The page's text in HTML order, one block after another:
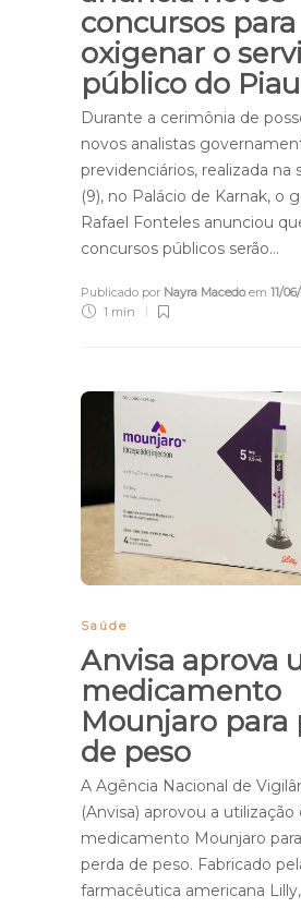
concursos para
oxigenar o
público do
Durante a cerimônia de
novos analistas
previdenciários, realizada na
(9), no Palácio de Karnak, o
Rafael Fonteles anunciou
concursos públicos serão…
Publicado por Nayra Macedoem 11/
1 min
Saúde
Anvisa aprova
medicamento
Mounjaro para
de peso
A Agência Nacional de
(Anvisa) aprovou a utilização
medicamento Mounjaro
perda de peso. Fabricado
farmacêutica americana